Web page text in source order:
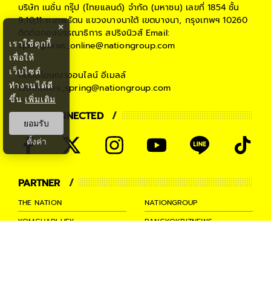
บริษัท เนชั่น กรุ๊ป (ไทยแลนด์) จำกัด (มหาชน) เลขที่ 1854 ชั้น
9,10,11 ถ.เทพรัตน แขวงบางนาใต้ เขตบางนา, กรุงเทพฯ 10260
ติดต่อกองบรรณาธิการ สปริงนิวส์Email:
springnews_online@nationgroup.com
ติดต่อโฆษณาออนไลน์ อีเมลล์
teamsales_spring@nationgroup.com
STAY CONNECTED
PARTNER
THE NATION
NATIONGROUP
KOMCHADLUEK
BANGKOKBIZNEWS
×
เราใช้คุกกี้
เพื่อให้
เว็บไซต์
ทำงานได้ดี
ขึ้น เพิ่มเติม
ยอมรับ
ตั้งค่า